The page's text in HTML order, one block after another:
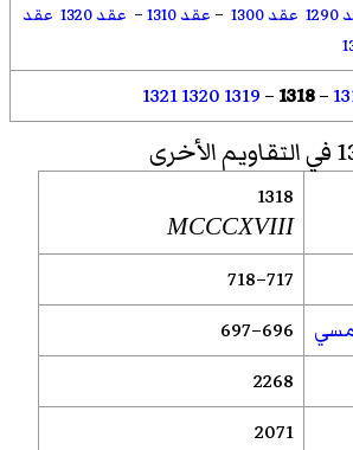
عقد 1300 – عقد 1310 – عقد 1320
عقد
–
1318
–
1319
1320
1321
1318
MCCCXVIII
717–718
696–697
2268
2071